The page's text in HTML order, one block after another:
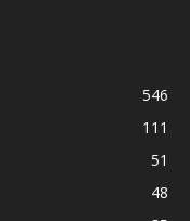
546
111
51
48